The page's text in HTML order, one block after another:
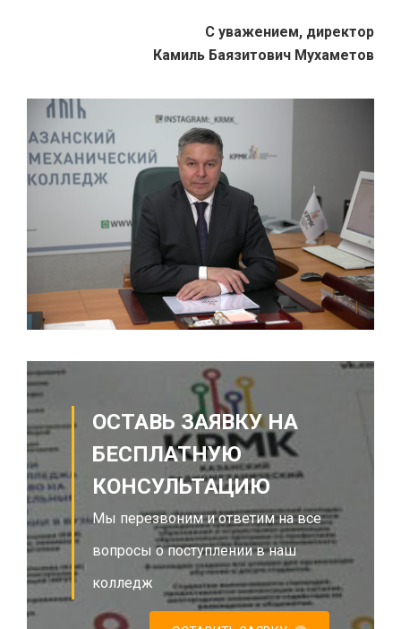
С уважением, директор
Камиль Баязитович Мухаметов
ОСТАВЬ ЗАЯВКУ НА
БЕСПЛАТНУЮ
КОНСУЛЬТАЦИЮ
Мы перезвоним и ответим на все
вопросы о поступлении в наш
колледж